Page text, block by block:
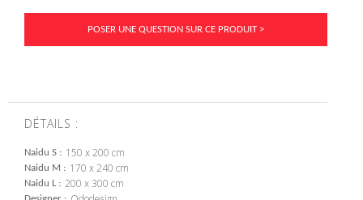
POSER UNE QUESTION SUR CE PRODUIT >
DÉTAILS :
Naidu S 150 x 200 cm
Naidu M 170 x 240 cm
Naidu L 200 x 300 cm